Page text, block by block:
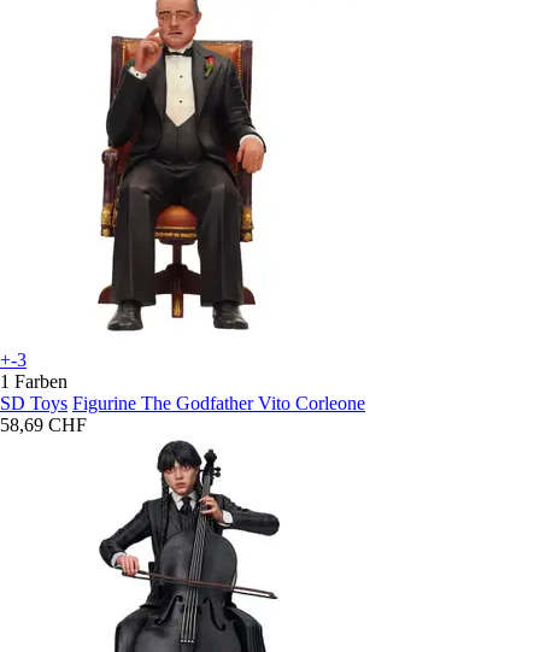
+-3
1 Farben
SD Toys Figurine The Godfather Vito Corleone
58,69 CHF